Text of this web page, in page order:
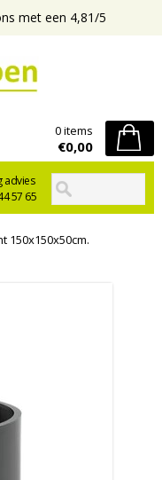
met een 4,81/5
advies
57 65
0 items
€0,00
150x150x50cm.